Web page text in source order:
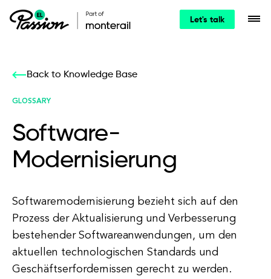
Let's talk
Back to Knowledge Base
GLOSSARY
Software-
Modernisierung
Softwaremodernisierung bezieht sich auf den
Prozess der Aktualisierung und Verbesserung
bestehender Softwareanwendungen, um den
aktuellen technologischen Standards und
Geschäftserfordernissen gerecht zu werden.